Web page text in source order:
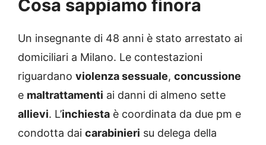
Cosa sappiamo finora
Un insegnante di 48 anni è stato arrestato ai
domiciliari a Milano. Le contestazioni
riguardano violenza sessuale, concussione
e maltrattamenti ai danni di almeno sette
allievi. L’inchiesta è coordinata da due pm e
condotta dai carabinieri su delega della